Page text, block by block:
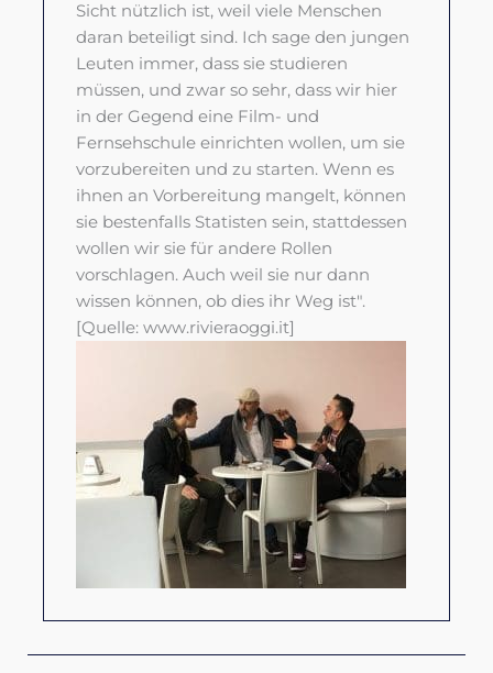
Sicht nützlich ist, weil viele Menschen
daran beteiligt sind. Ich sage den jungen
Leuten immer, dass sie studieren
müssen, und zwar so sehr, dass wir hier
in der Gegend eine Film- und
Fernsehschule einrichten wollen, um sie
vorzubereiten und zu starten. Wenn es
ihnen an Vorbereitung mangelt, können
sie bestenfalls Statisten sein, stattdessen
wollen wir sie für andere Rollen
vorschlagen. Auch weil sie nur dann
wissen können, ob dies ihr Weg ist".
[Quelle: www.rivieraoggi.it]